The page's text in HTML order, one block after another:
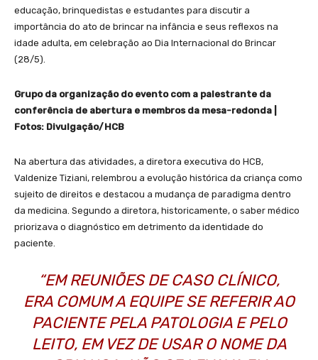
educação, brinquedistas e estudantes para discutir a
importância do ato de brincar na infância e seus reflexos na
idade adulta, em celebração ao Dia Internacional do Brincar
(28/5).
Grupo da organização do evento com a palestrante da
conferência de abertura e membros da mesa-redonda |
Fotos: Divulgação/HCB
Na abertura das atividades, a diretora executiva do HCB,
Valdenize Tiziani, relembrou a evolução histórica da criança como
sujeito de direitos e destacou a mudança de paradigma dentro
da medicina. Segundo a diretora, historicamente, o saber médico
priorizava o diagnóstico em detrimento da identidade do
paciente.
“EM REUNIÕES DE CASO CLÍNICO,
ERA COMUM A EQUIPE SE REFERIR AO
PACIENTE PELA PATOLOGIA E PELO
LEITO, EM VEZ DE USAR O NOME DA